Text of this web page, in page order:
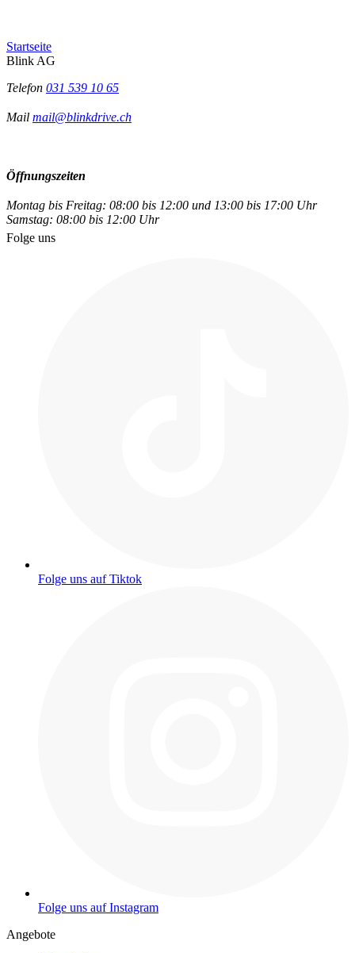
Startseite
Blink AG
Telefon 031 539 10 65
Mail mail@blinkdrive.ch
Öffnungszeiten
Montag bis Freitag: 08:00 bis 12:00 und 13:00 bis 17:00 Uhr
Samstag: 08:00 bis 12:00 Uhr
Folge uns
Folge uns auf Tiktok
Folge uns auf Instagram
Angebote